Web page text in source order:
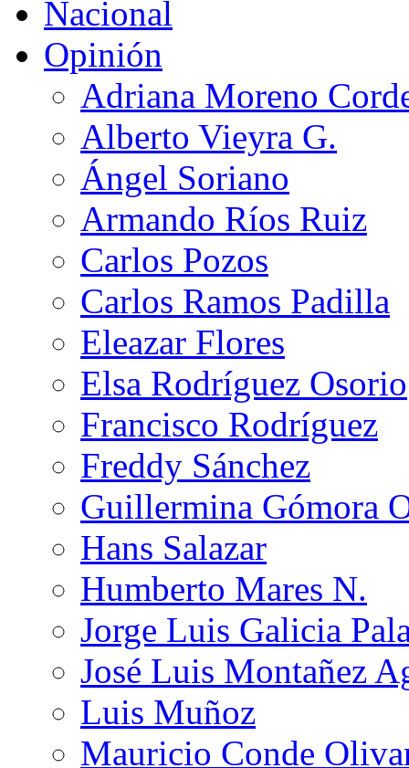
Nacional
Opinión
Adriana Moreno
Alberto Vieyra G.
Ángel Soriano
Armando Ríos Ruiz
Carlos Pozos
Carlos Ramos Padilla
Eleazar Flores
Elsa Rodríguez Osorio
Francisco Rodríguez
Freddy Sánchez
Guillermina Gómora
Hans Salazar
Humberto Mares N.
Jorge Luis Galicia
José Luis Montañez
Luis Muñoz
Mauricio Conde